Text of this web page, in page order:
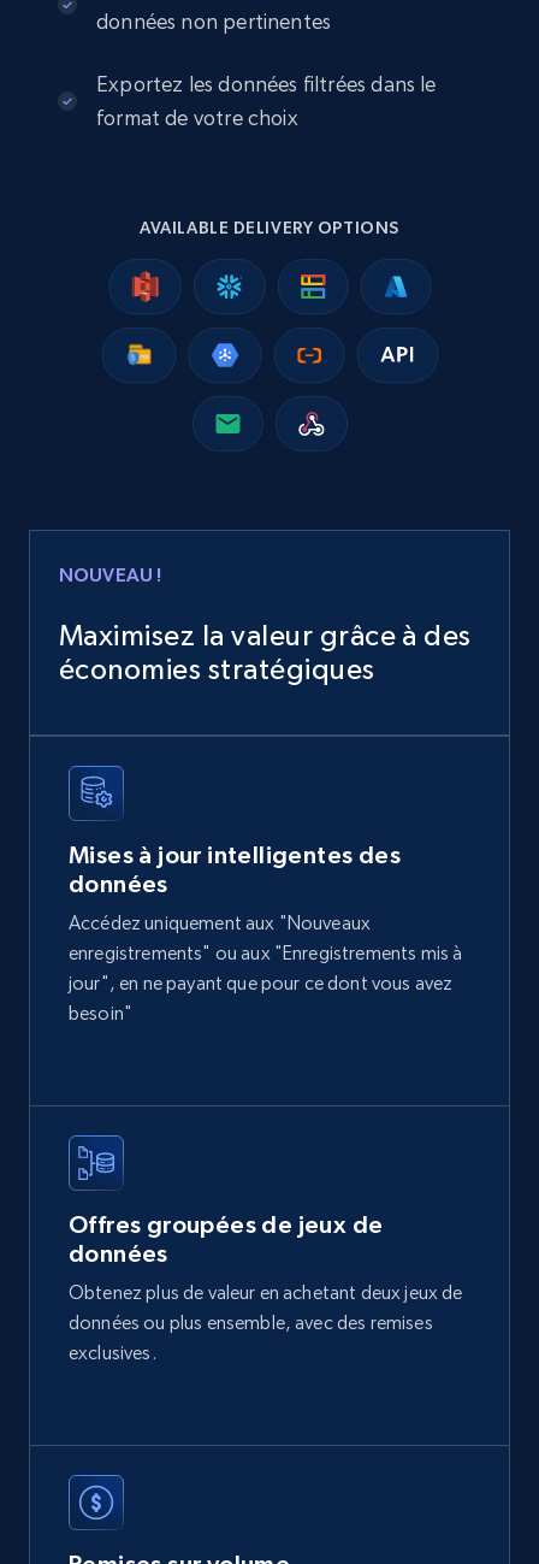
eCommerce
2.5K+ 359+ Buy Now
Rating, Reviews count, Images, Variations, and
eCommerce
200+
Sku, Product id, Product name, Manufacturer,
and more.
2.1K+
Amazon products global dataset
Title, Seller name, Brand, Description, Initial
price, Currency, Availability, Reviews count, and
more.
2.1K+
Etsy
URL, Product id, Listing inventory id, Title, Rating,
Reviews count shop, Reviews count item, Initial
price, and more.
1.9K+
données non pertinentes
Exportez les données filtrées dans le
format de votre choix
AVAILABLE DELIVERY OPTIONS
NOUVEAU !
Maximisez la valeur grâce à des
économies stratégiques
Mises à jour intelligentes des
données
Accédez uniquement aux "Nouveaux
enregistrements" ou aux "Enregistrements mis à
jour", en ne payant que pour ce dont vous avez
besoin"
Offres groupées de jeux de
données
Obtenez plus de valeur en achetant deux jeux de
données ou plus ensemble, avec des remises
exclusives.